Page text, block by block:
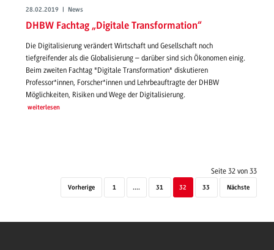
28.02.2019 | News
DHBW Fachtag „Digitale Transformation“
Die Digitalisierung verändert Wirtschaft und Gesellschaft noch
tiefgreifender als die Globalisierung – darüber sind sich Ökonomen einig.
Beim zweiten Fachtag "Digitale Transformation" diskutieren
Professor*innen, Forscher*innen und Lehrbeauftragte der DHBW
Möglichkeiten, Risiken und Wege der Digitalisierung.
weiterlesen
Seite 32 von 33
Vorherige 1 .... 31 32 33 Nächste